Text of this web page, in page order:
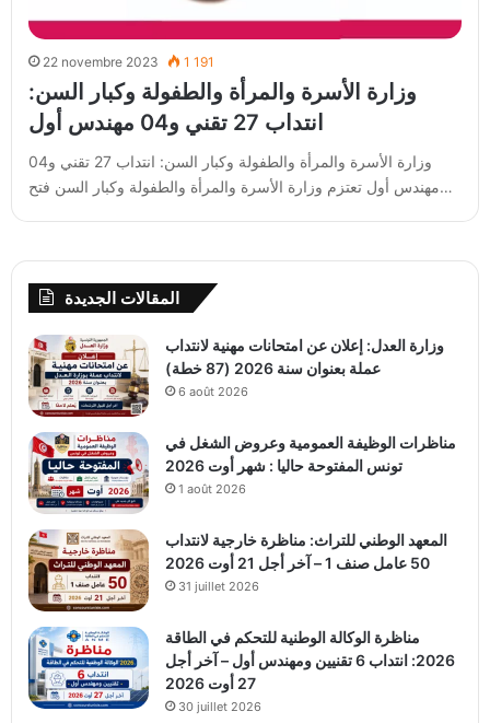
22 novembre 2023 1 191
وزارة الأسرة والمرأة والطفولة وكبار السن:
انتداب 27 تقني و04 مهندس أول
وزارة الأسرة والمرأة والطفولة وكبار السن: انتداب 27 تقني و04
مهندس أول تعتزم وزارة الأسرة والمرأة والطفولة وكبار السن فتح…
المقالات الجديدة
وزارة العدل: إعلان عن امتحانات مهنية لانتداب
عملة بعنوان سنة 2026 (87 خطة)
6 août 2026
مناظرات الوظيفة العمومية وعروض الشغل في
تونس المفتوحة حاليا : شهر أوت 2026
1 août 2026
المعهد الوطني للتراث: مناظرة خارجية لانتداب
50 عامل صنف 1 – آخر أجل 21 أوت 2026
31 juillet 2026
مناظرة الوكالة الوطنية للتحكم في الطاقة
2026: انتداب 6 تقنيين ومهندس أول – آخر أجل
27 أوت 2026
30 juillet 2026